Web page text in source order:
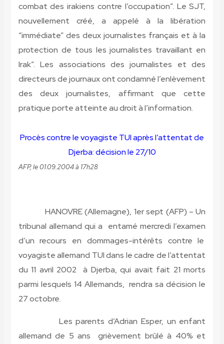
combat des irakiens contre l’occupation”. Le SJT,
nouvellement créé, a appelé à la libération
“immédiate” des deux journalistes français et à la
protection de tous les journalistes travaillant en
Irak”. Les associations des journalistes et des
directeurs de journaux ont condamné l’enlèvement
des deux journalistes, affirmant que cette
pratique porte atteinte au droit à l’information.
Procès contre le voyagiste TUI après l’attentat de
Djerba: décision le 27/10
AFP, le 01.09.2004 à 17h28
HANOVRE (Allemagne), 1er sept (AFP) – Un
tribunal allemand qui a entamé mercredi l’examen
d’un recours en dommages-intérêts contre le
voyagiste allemand TUI dans le cadre de l’attentat
du 11 avril 2002 à Djerba, qui avait fait 21 morts
parmi lesquels 14 Allemands, rendra sa décision le
27 octobre.
Les parents d’Adrian Esper, un enfant
allemand de 5 ans grièvement brûlé à 40% et